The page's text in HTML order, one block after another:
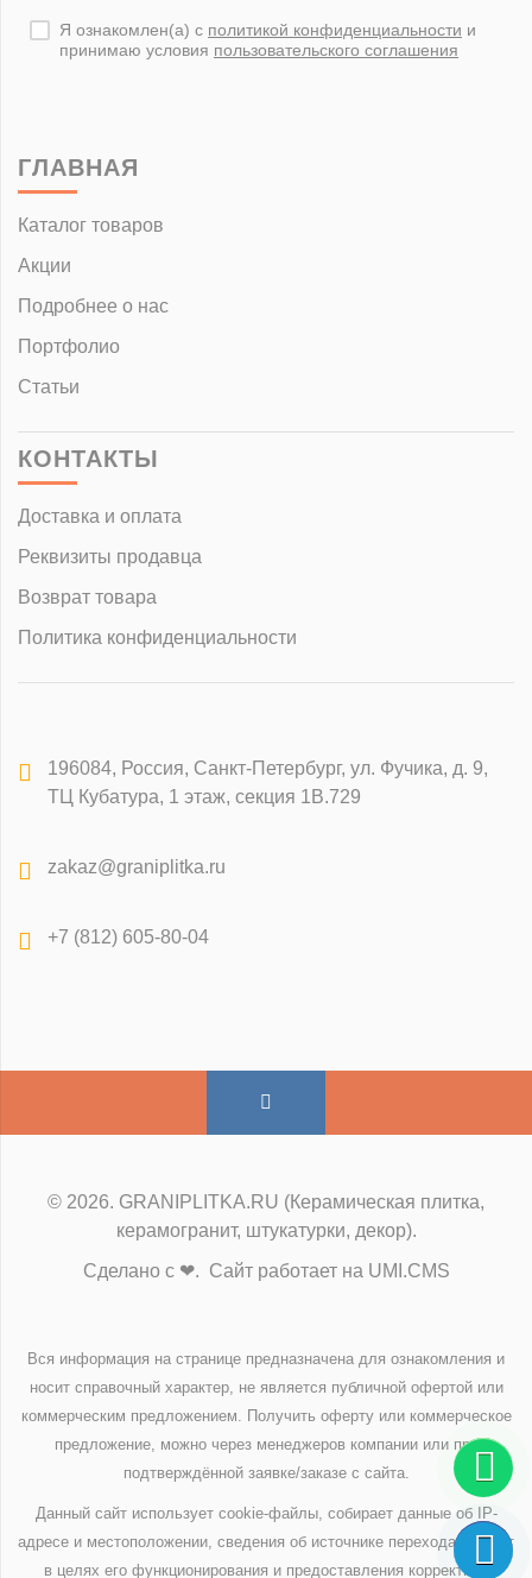
Я ознакомлен(а) с политикой конфиденциальности и
принимаю условия пользовательского соглашения
ГЛАВНАЯ
Каталог товаров
Акции
Подробнее о нас
Портфолио
Статьи
КОНТАКТЫ
Доставка и оплата
Реквизиты продавца
Возврат товара
Политика конфиденциальности
196084, Россия, Санкт-Петербург, ул. Фучика, д. 9,
ТЦ Кубатура, 1 этаж, секция 1В.729
zakaz@graniplitka.ru
+7 (812) 605-80-04
© 2026. GRANIPLITKA.RU (Керамическая плитка,
керамогранит, штукатурки, декор).
Сделано с ❤. Сайт работает на UMI.CMS
Вся информация на странице предназначена для ознакомления и
носит справочный характер, не является публичной офертой или
коммерческим предложением. Получить оферту или коммерческое
предложение, можно через менеджеров компании или при
подтверждённой заявке/заказе с сайта.
Данный сайт использует cookie-файлы, собирает данные об IP-
адресе и местоположении, сведения об источнике перехода на сайт
в целях его функционирования и предоставления корректной